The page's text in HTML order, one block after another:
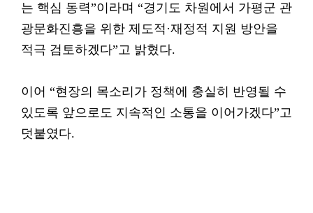
는 핵심 동력”이라며 “경기도 차원에서 가평군 관
광문화진흥을 위한 제도적·재정적 지원 방안을
적극 검토하겠다”고 밝혔다.
이어 “현장의 목소리가 정책에 충실히 반영될 수
있도록 앞으로도 지속적인 소통을 이어가겠다”고
덧붙였다.